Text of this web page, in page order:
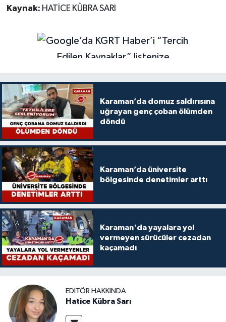
Kaynak: HATİCE KÜBRA SARI
Karaman’da domuz saldırısına
uğrayan genç çoban ölümden
döndü
Karaman’da üniversite
bölgesinde denetimler arttı
Karaman'da yayalara yol
vermeyen sürücüler cezadan
kaçamadı
EDITÖR HAKKINDA
Hatice Kübra Sarı